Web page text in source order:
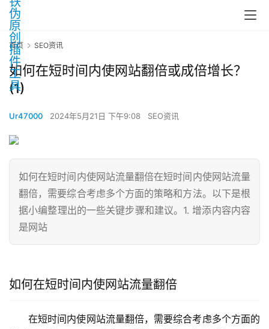
首页 SEO资讯
如何在短时间内使网站翻倍或成倍增长？
(1)
Ur47000 2024年5月21日 下午9:08 SEO资讯
如何在短时间内使网站流量翻倍在短时间内使网站流量
翻倍，需要综合考虑多个方面的策略和方法。以下是根
据小编整理出的一些关键步骤和建议。1. 增添内容内容
是网站
如何在短时间内使网站流量翻倍
在短时间内使网站流量翻倍，需要综合考虑多个方面的